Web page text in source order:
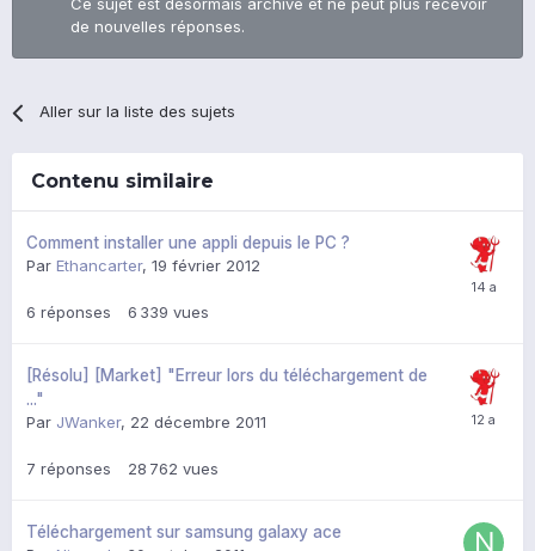
Ce sujet est désormais archivé et ne peut plus recevoir
de nouvelles réponses.
Aller sur la liste des sujets
Contenu similaire
Comment installer une appli depuis le PC ?
Par Ethancarter, 19 février 2012
6 réponses 6 339 vues
[Résolu] [Market] "Erreur lors du téléchargement de
..."
Par JWanker, 22 décembre 2011
7 réponses 28 762 vues
Téléchargement sur samsung galaxy ace